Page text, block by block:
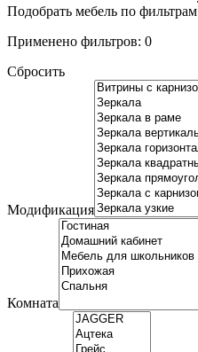
Подобрать мебель по фильтрам
Применено фильтров: 0
Сбросить
Модификация
Комната